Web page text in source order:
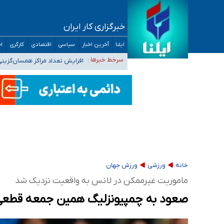
خبرگزاری کار ایران
ایلنا آخرین اخبار سیاسی اقتصادی کارگری
سرخط خبرها :
ضرورت آموزش حریم خصوصی در فضای آنلاین
مجرمان از ترس رسواییافزایش تعداد مراکز همسان‌گزینی به ۲۳۰ مرکز/ بررسی صلاحیت و نظارت‌ها به سازمان تبلیغات
۴۰ تا ۵۰ روز گرمای نسبی در پیش داریم/ دمای تهران به ۳۸ درجه می‌رسد
موضع وزارت بهداشت درباره ظرفیت پزشکی کنکور ۱۴۰۵: خواستار اصلاح ظرفیت‌ها هستیم، اما هنوز پاسخ مشخصی
تعویق آزمون ورودی دکترای تخصصی
خانه ورزشی ورزش جهان
ماموریت غیرممکن در لانس به واقعیت نزدیک شد
صعود به چمپیونزلیگ همین جمعه